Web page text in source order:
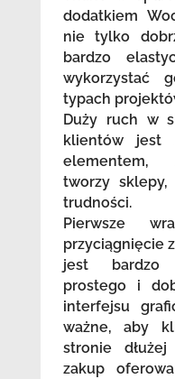
dodatkiem
nie tylko
bardzo
wykorzystać
typach
Duży ruch w
klientów jest
elementem,
tworzy
trudności.
Pierwsze
przyciągnięcie
jest bardzo
prostego i
interfejsu
ważne, aby
stronie
zakup